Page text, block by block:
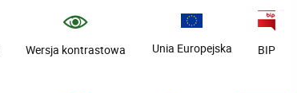
Wersja kontrastowa Unia Europejska BIP